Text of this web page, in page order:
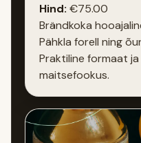
Hind: €75.00
Brändkoka
Pähkla forell ning
Praktiline formaat
maitsefookus.